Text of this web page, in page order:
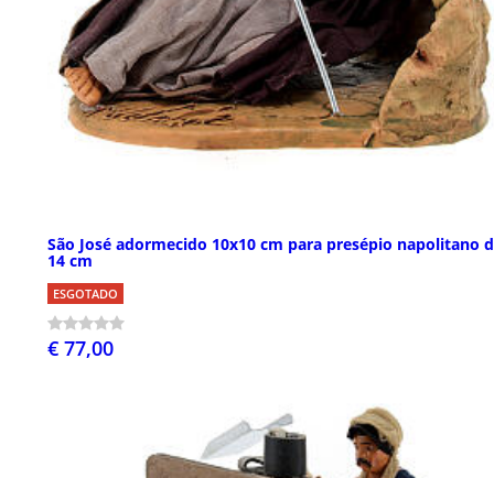
São José adormecido 10x10 cm para presépio napolitano
14 cm
ESGOTADO
€ 77,00